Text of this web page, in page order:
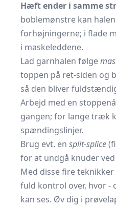
Hæft ender i samme
boblemønstre kan
forhøjningerne; i flade
i maskeleddene.
Lad garnhalen følge
toppen på ret-siden og
så den bliver
Arbejd med en
gangen; for lange træk
spændingslinjer.
Brug evt. en split-splice
for at undgå knuder
Med disse fire
fuld kontrol over, hvor -
kan ses. Øv dig i